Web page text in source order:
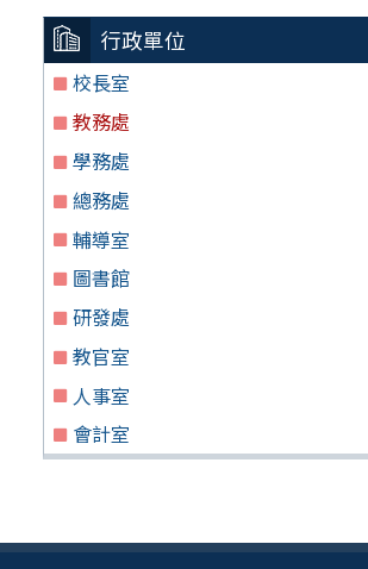
行政單位
校長室
教務處
學務處
總務處
輔導室
圖書館
研發處
教官室
人事室
會計室